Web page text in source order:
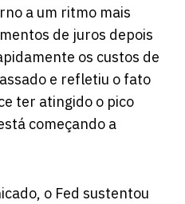
a um ritmo mais
de juros depois
os custos de
e refletiu o fato
ter atingido o pico
começando a
o Fed sustentou